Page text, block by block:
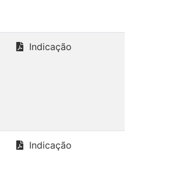
Indicação
Indicação